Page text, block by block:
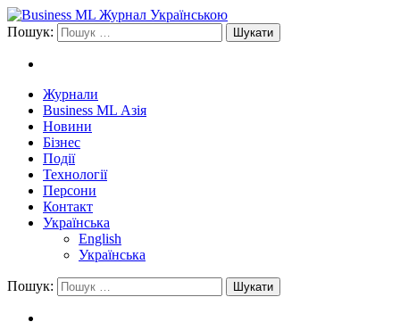
Пошук:
Журнали
Business ML Азія
Новини
Бізнес
Події
Технології
Персони
Контакт
Українська
English
Українська
Пошук: